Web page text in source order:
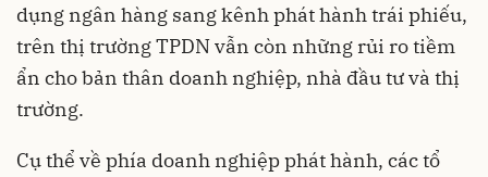
dụng ngân hàng sang kênh phát hành trái phiếu,
trên thị trường TPDN vẫn còn những rủi ro tiềm
ẩn cho bản thân doanh nghiệp, nhà đầu tư và thị
trường.
Cụ thể về phía doanh nghiệp phát hành, các tổ